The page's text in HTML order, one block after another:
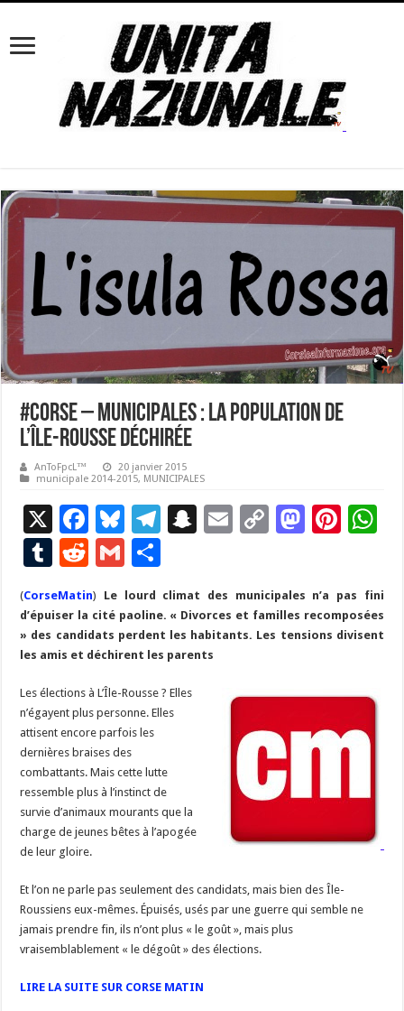
#Corse – Municipales : la population de
L’Île-Rousse déchirée
AnToFpcL™
20 janvier 2015
municipale 2014-2015, MUNICIPALES
X
F
ac
e
b
o
o
k
Bl
u
es
ky
T
gr
a
m
S
p
c
h
E
l
C
y
Li
k
M
d
o
Pi
es
t
p
T
m
bl
r
R
d
di
t
G
m
ai
l
ar
ta
g
er
(CorseMatin) Le lourd climat des municipales n’a pas fini
d’épuiser la cité paoline. « Divorces et familles recomposées
» des candidats perdent les habitants. Les tensions divisent
les amis et déchirent les parents
Les élections à L’Île-Rousse ? Elles
n’égayent plus personne. Elles
attisent encore parfois les
dernières braises des
combattants. Mais cette lutte
ressemble plus à l’instinct de
survie d’animaux mourants que la
charge de jeunes bêtes à l’apogée
de leur gloire.
Et l’on ne parle pas seulement des candidats, mais bien des Île-
Roussiens eux-mêmes. Épuisés, usés par une guerre qui semble ne
jamais prendre fin, ils n’ont plus « le goût », mais plus
vraisemblablement « le dégoût » des élections.
LIRE LA SUITE SUR CORSE MATIN